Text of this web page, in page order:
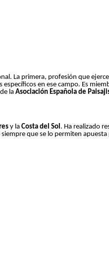
La primera, profesión que
en ese campo. Es
la Asociación Española de
y la Costa del Sol. Ha realizado
siempre que se lo permiten